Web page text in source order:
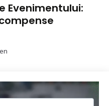
Evenimentului: